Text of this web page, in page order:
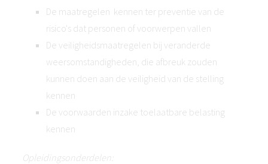
De maatregelen kennen ter preventie van de
risico's dat personen of voorwerpen vallen
De veiligheidsmaatregelen bij veranderde
weersomstandigheden, die afbreuk zouden
kunnen doen aan de veiligheid van de stelling
kennen
De voorwaarden inzake toelaatbare belasting
kennen
Opleidingsonderdelen: